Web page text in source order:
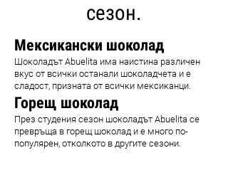
сезон.
Мексикански шоколад
Шоколадът Abuelita има наистина различен
вкус от всички останали шоколадчета и е
сладост, призната от всички мексиканци.
Горещ шоколад
През студения сезон шоколадът Abuelita се
превръща в горещ шоколад и е много по-
популярен, отколкото в другите сезони.